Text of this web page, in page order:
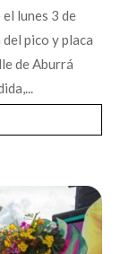
lunes 3 de
pico y placa
de Aburrá